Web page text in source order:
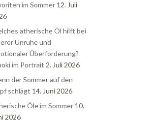
im Sommer 12. Juli
ätherische Öl hilft bei
Unruhe und
Überforderung?
im Portrait 2. Juli 2026
der Sommer auf den
schlägt 14. Juni 2026
Öle im Sommer 10.
2026